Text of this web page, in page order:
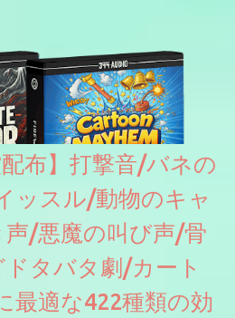
す。調べたところによるとオープン
製品のようです。
配布】打撃音/バネの
ッスル/動物のキャ
/悪魔の叫び声/骨
タバタ劇/カート
最適な422種類の効